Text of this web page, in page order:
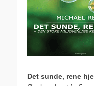
Det sunde, rene